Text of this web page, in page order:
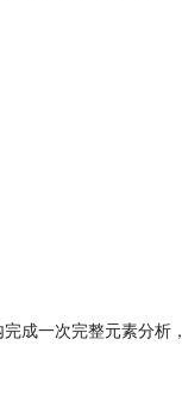
成一次完整元素分析，